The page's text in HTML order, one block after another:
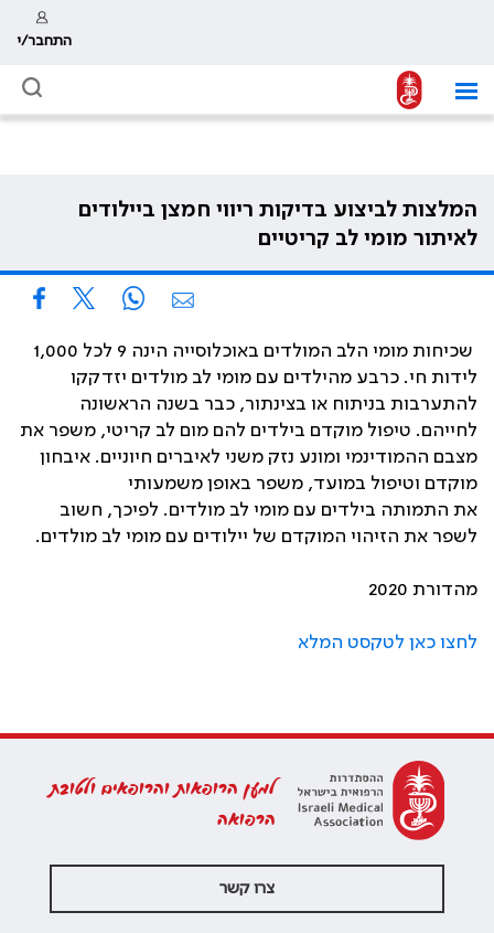
התחבר/י
המלצות לביצוע בדיקות ריווי חמצן ביילודים
לאיתור מומי לב קריטיים
שכיחות מומי הלב המולדים באוכלוסייה הינה 9 לכל 1,000
לידות חי. כרבע מהילדים עם מומי לב מולדים יזדקקו
להתערבות בניתוח או בצינתור, כבר בשנה הראשונה
לחייהם. טיפול מוקדם בילדים להם מום לב קריטי, משפר את
מצבם ההמודינמי ומונע נזק משני לאיברים חיוניים. איבחון
מוקדם וטיפול במועד, משפר באופן משמעותי
את התמותה בילדים עם מומי לב מולדים. לפיכך, חשוב
לשפר את הזיהוי המוקדם של יילודים עם מומי לב מולדים.
מהדורת 2020
לחצו כאן לטקסט המלא
למען הרופאות והרופאים ולטובת
הרפואה
צרו קשר